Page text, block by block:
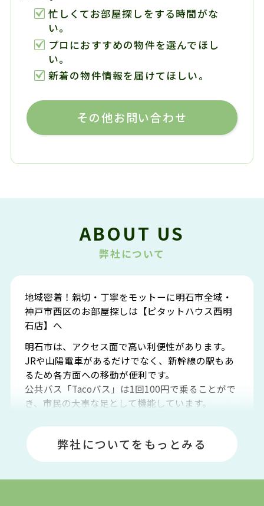
忙しくてお部屋探しをする時間がな
い。
プロにおすすめの物件を選んでほし
い。
新着の物件情報を届けてほしい。
その他お問い合わせ
ABOUT US
弊社について
地域密着！親切・丁寧をモットーに明石市全域・
神戸市西区のお部屋探しは【ピタットハウス西明
石店】へ
明石市は、アクセス面で高い利便性があります。
JRや山陽電車があるだけでなく、新幹線の駅もあ
るため各方面への移動が便利です。
公共バス「Tacoバス」は1回100円で乗ることがで
き、市民の大事な足として機能しています。
場や釣りスポットが多くあります。JR「大久保
駅」周辺には、ビブレ・イオンをはじめとした買
い物施設も多くあり、買い物にも困りません。
弊社についてをもっとみる